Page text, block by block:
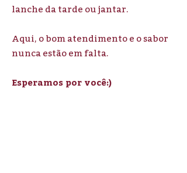
lanche da tarde ou jantar.
Aqui, o bom atendimento e o sabor
nunca estão em falta.
Esperamos por você:)